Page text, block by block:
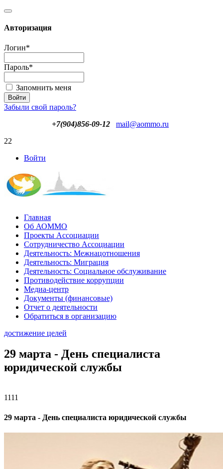
Авторизация
Логин*
Пароль*
Запомнить меня
Забыли свой пароль?
+7(904)856-09-12
mail@aommo.ru
22
Войти
Главная
Об АОММО
Проекты Ассоциации
Сотрудничество Ассоциации
Деятельность: Межнацотношения
Деятельность: Миграция
Деятельность: Социальное обслуживание
Противодействие коррупции
Медиа-центр
Документы (финансовые)
Отчет о деятельности
Обратиться в организацию
достижение целей
29 марта - День специалиста
юридической службы
1111
29 марта - День специалиста юридической службы